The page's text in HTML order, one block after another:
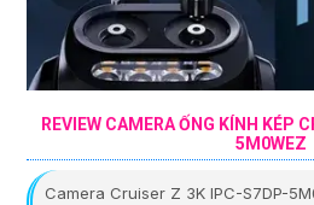
REVIEW CAMERA ỐNG KÍNH KÉP
5M0WEZ
Camera Cruiser Z 3K IPC-S7DP-